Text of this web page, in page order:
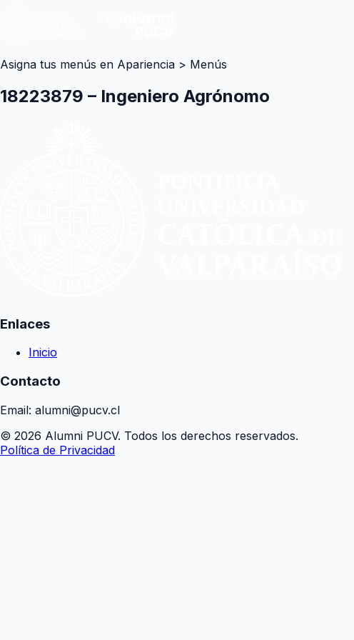
Asigna tus menús en Apariencia > Menús
18223879 – Ingeniero Agrónomo
Enlaces
Inicio
Contacto
Email: alumni@pucv.cl
© 2026 Alumni PUCV. Todos los derechos reservados.
Política de Privacidad